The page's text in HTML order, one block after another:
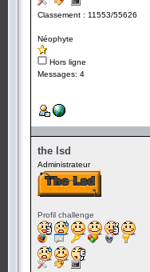
Classement : 11553/55626
Néophyte
Hors ligne
Messages: 4
the lsd
Administrateur
Profil challenge